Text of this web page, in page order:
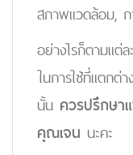
สภาพแวดล้อม,
อย่างไรก็ตามแต่
ในการใช้ที่แตกต่
นั้น ควรปรึกษา
คุณเจน นะคะ